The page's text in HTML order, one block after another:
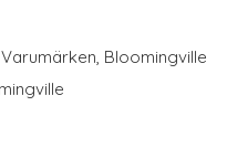
Varumärken, Bloomingville